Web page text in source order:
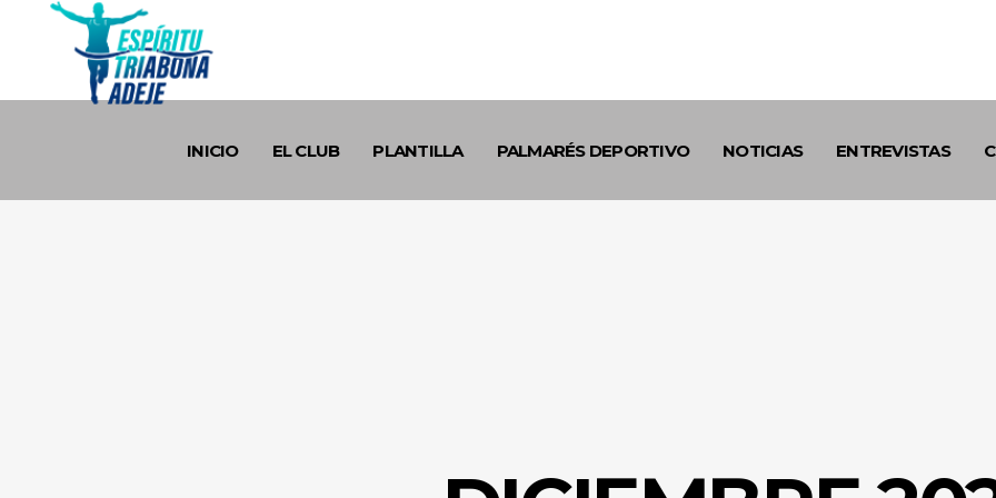
INICIO EL CLUB PLANTILLA PALMARÉS DEPORTIVO NOTICIAS ENTREVISTAS